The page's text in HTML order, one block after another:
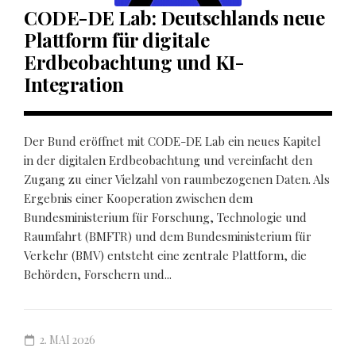
CODE-DE Lab: Deutschlands neue
Plattform für digitale
Erdbeobachtung und KI-
Integration
Der Bund eröffnet mit CODE-DE Lab ein neues Kapitel
in der digitalen Erdbeobachtung und vereinfacht den
Zugang zu einer Vielzahl von raumbezogenen Daten. Als
Ergebnis einer Kooperation zwischen dem
Bundesministerium für Forschung, Technologie und
Raumfahrt (BMFTR) und dem Bundesministerium für
Verkehr (BMV) entsteht eine zentrale Plattform, die
Behörden, Forschern und...
2. MAI 2026